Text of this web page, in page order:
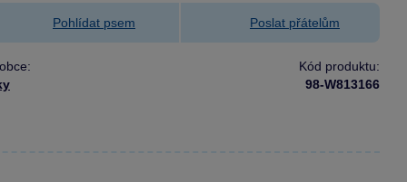
Pohlídat psem Poslat přátelům
Kód produktu:
98-W813166